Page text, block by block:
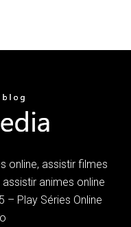
online, assistir filmes
animes online
– Play Séries Online